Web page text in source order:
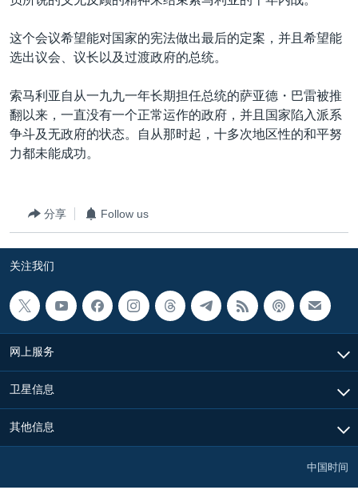
这个会议希望能对国家的宪法做出最后的定案，并且希望能
选出议会、议长以及过渡政府的总统。
索马利亚自从一九九一年长期担任总统的萨亚德・巴雷被推
翻以来，一直没有一个正常运作的政府，并且国家陷入派系
争斗及无政府的状态。自从那时起，十多次地区性的和平努
力都未能成功。
分享 Follow us
关注我们
网上服务
卫星信息
其他信息
中国时间